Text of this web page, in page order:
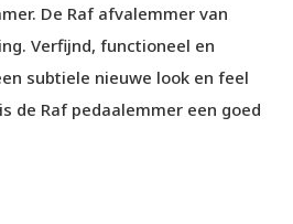
De Raf afvalemmer van
Verfijnd, functioneel en
subtiele nieuwe look en feel
de Raf pedaalemmer een goed